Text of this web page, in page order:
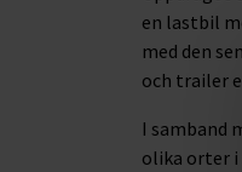
en lastbil
med den
och trailer
I samband
olika orter i